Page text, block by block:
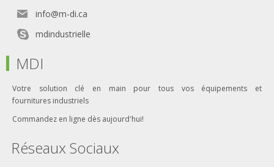
info@m-di.ca
mdindustrielle
MDI
Votre solution clé en main pour tous vos équipements et
fournitures industriels
Commandez en ligne dès aujourd'hui!
Réseaux Sociaux